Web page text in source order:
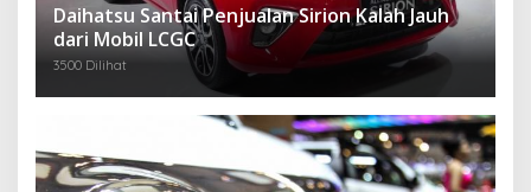
Daihatsu Santai Penjualan Sirion Kalah Jauh
dari Mobil LCGC
3500 Dilihat